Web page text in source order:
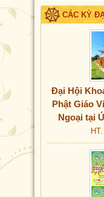
CÁC KỲ
Đại Hội
Phật Giáo
Ngoại tại